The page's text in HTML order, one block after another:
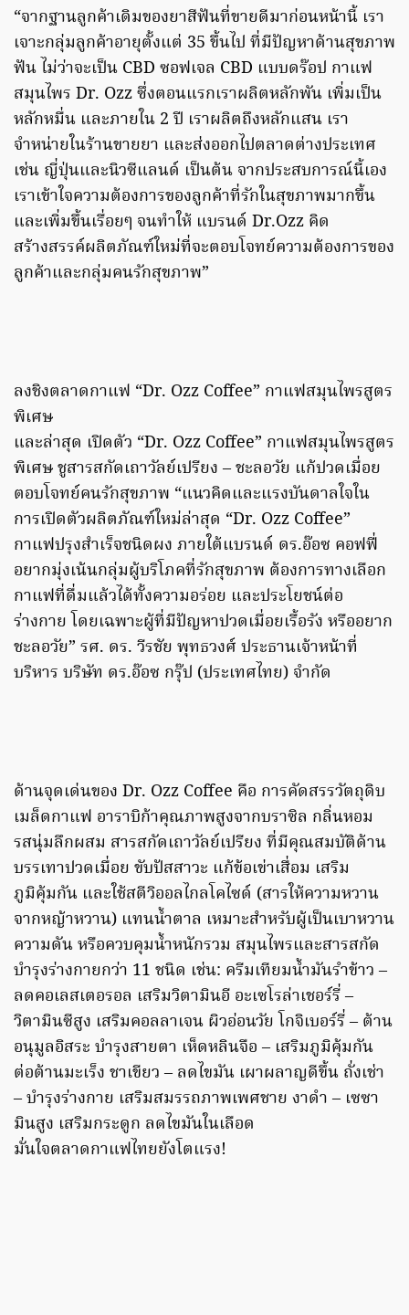
“จากฐานลูกค้าเดิมของยาสีฟันที่ขายดีมาก่อนหน้านี้ เรา
เจาะกลุ่มลูกค้าอายุตั้งแต่ 35 ขึ้นไป ที่มีปัญหาด้านสุขภาพ
ฟัน ไม่ว่าจะเป็น CBD ซอฟเจล CBD แบบดร๊อป กาแฟ
สมุนไพร Dr. Ozz ซึ่งตอนแรกเราผลิตหลักพัน เพิ่มเป็น
หลักหมื่น และภายใน 2 ปี เราผลิตถึงหลักแสน เรา
จำหน่ายในร้านขายยา และส่งออกไปตลาดต่างประเทศ
เช่น ญี่ปุ่นและนิวซีแลนด์ เป็นต้น จากประสบการณ์นี้เอง
เราเข้าใจความต้องการของลูกค้าที่รักในสุขภาพมากขึ้น
และเพิ่มขึ้นเรื่อยๆ จนทำให้ แบรนด์ Dr.Ozz คิด
สร้างสรรค์ผลิตภัณฑ์ใหม่ที่จะตอบโจทย์ความต้องการของ
ลูกค้าและกลุ่มคนรักสุขภาพ”
ลงชิงตลาดกาแฟ “Dr. Ozz Coffee” กาแฟสมุนไพรสูตร
พิเศษ
และล่าสุด เปิดตัว “Dr. Ozz Coffee” กาแฟสมุนไพรสูตร
พิเศษ ชูสารสกัดเถาวัลย์เปรียง – ชะลอวัย แก้ปวดเมื่อย
ตอบโจทย์คนรักสุขภาพ “แนวคิดและแรงบันดาลใจใน
การเปิดตัวผลิตภัณฑ์ใหม่ล่าสุด “Dr. Ozz Coffee”
กาแฟปรุงสำเร็จชนิดผง ภายใต้แบรนด์ ดร.อ๊อซ คอฟฟี่
อยากมุ่งเน้นกลุ่มผู้บริโภคที่รักสุขภาพ ต้องการทางเลือก
กาแฟที่ดื่มแล้วได้ทั้งความอร่อย และประโยชน์ต่อ
ร่างกาย โดยเฉพาะผู้ที่มีปัญหาปวดเมื่อยเรื้อรัง หรืออยาก
ชะลอวัย” รศ. ดร. วีรชัย พุทธวงศ์ ประธานเจ้าหน้าที่
บริหาร บริษัท ดร.อ๊อซ กรุ๊ป (ประเทศไทย) จำกัด
ด้านจุดเด่นของ Dr. Ozz Coffee คือ การคัดสรรวัตถุดิบ
เมล็ดกาแฟ อาราบิก้าคุณภาพสูงจากบราซิล กลิ่นหอม
รสนุ่มลึกผสม สารสกัดเถาวัลย์เปรียง ที่มีคุณสมบัติด้าน
บรรเทาปวดเมื่อย ขับปัสสาวะ แก้ข้อเข่าเสื่อม เสริม
ภูมิคุ้มกัน และใช้สตีวิออลไกลโคไซด์ (สารให้ความหวาน
จากหญ้าหวาน) แทนน้ำตาล เหมาะสำหรับผู้เป็นเบาหวาน
ความดัน หรือควบคุมน้ำหนักรวม สมุนไพรและสารสกัด
บำรุงร่างกายกว่า 11 ชนิด เช่น: ครีมเทียมน้ำมันรำข้าว –
ลดคอเลสเตอรอล เสริมวิตามินอี อะเซโรล่าเชอร์รี่ –
วิตามินซีสูง เสริมคอลลาเจน ผิวอ่อนวัย โกจิเบอร์รี่ – ต้าน
อนุมูลอิสระ บำรุงสายตา เห็ดหลินจือ – เสริมภูมิคุ้มกัน
ต่อต้านมะเร็ง ชาเขียว – ลดไขมัน เผาผลาญดีขึ้น ถั่งเช่า
– บำรุงร่างกาย เสริมสมรรถภาพเพศชาย งาดำ – เซซา
มินสูง เสริมกระดูก ลดไขมันในเลือด
มั่นใจตลาดกาแฟไทยยังโตแรง!